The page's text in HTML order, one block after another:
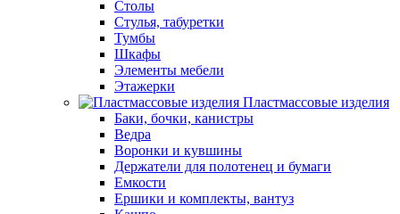
Столы
Стулья, табуретки
Тумбы
Шкафы
Элементы мебели
Этажерки
Пластмассовые изделия
Баки, бочки, канистры
Ведра
Воронки и кувшины
Держатели для полотенец и бумаги
Емкости
Ершики и комплекты, вантуз